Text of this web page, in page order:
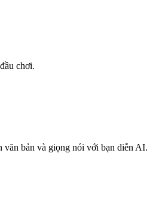
chơi.
văn bản và giọng nói với bạn diễn AI.